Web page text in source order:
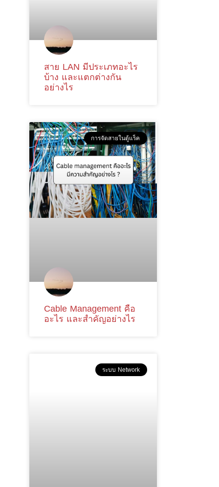
สาย LAN มีประเภทอะไร
บ้าง และแตกต่างกัน
อย่างไร
การจัดสายในตู้แร็ค
Cable Management คือ
อะไร และสำคัญอย่างไร
ระบบ Network